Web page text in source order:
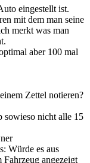
eingestellt ist.
mit dem man seine
merkt was man
aber 100 mal
Zettel notieren?
sowieso nicht alle 15
Würde es aus
angezeigt